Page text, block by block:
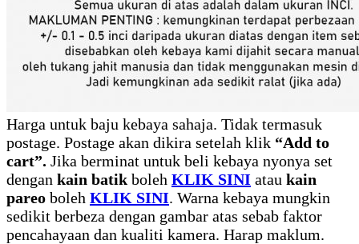
Harga untuk baju kebaya sahaja. Tidak termasuk
postage. Postage akan dikira setelah klik “Add to
cart”. Jika berminat untuk beli kebaya nyonya set
dengan kain batik boleh KLIK SINI atau kain
pareo boleh KLIK SINI. Warna kebaya mungkin
sedikit berbeza dengan gambar atas sebab faktor
pencahayaan dan kualiti kamera. Harap maklum.